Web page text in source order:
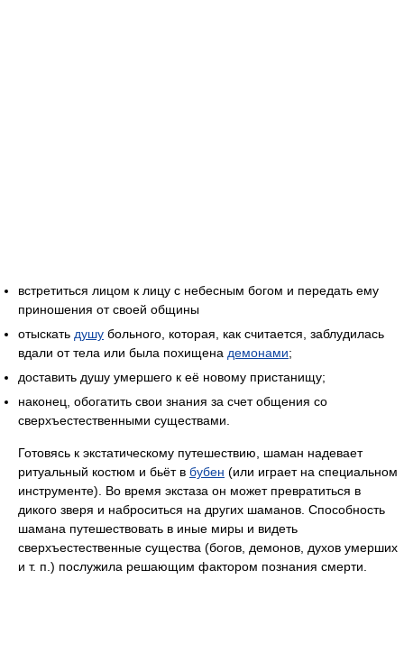
встретиться лицом к лицу с небесным богом и передать ему
приношения от своей общины
отыскать душу больного, которая, как считается, заблудилась
вдали от тела или была похищена демонами;
доставить душу умершего к её новому пристанищу;
наконец, обогатить свои знания за счет общения со
сверхъестественными существами.
Готовясь к экстатическому путешествию, шаман надевает
ритуальный костюм и бьёт в бубен (или играет на специальном
инструменте). Во время экстаза он может превратиться в
дикого зверя и наброситься на других шаманов. Способность
шамана путешествовать в иные миры и видеть
сверхъестественные существа (богов, демонов, духов умерших
и т. п.) послужила решающим фактором познания смерти.